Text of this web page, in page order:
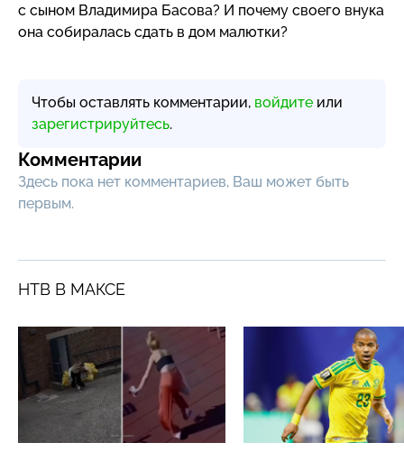
с сыном Владимира Басова? И почему своего внука
она собиралась сдать в дом малютки?
Чтобы оставлять комментарии, войдите или
зарегистрируйтесь.
Комментарии
Здесь пока нет комментариев, Ваш может быть
первым.
НТВ В МАКСЕ